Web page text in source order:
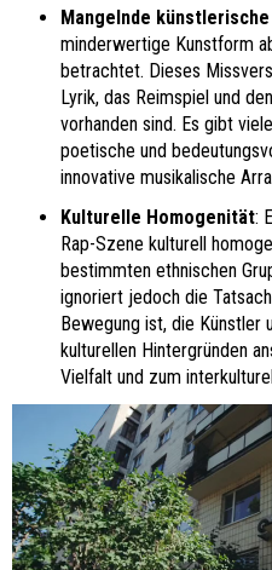
Mangelnde
minderwertige Kunstform
betrachtet. Dieses
Lyrik, das Reimspiel und
vorhanden sind. Es gibt
poetische und
innovative musikalische
Kulturelle Homogenität:
Rap-Szene kulturell
bestimmten ethnischen
ignoriert jedoch die
Bewegung ist, die Künstler
kulturellen Hintergründen
Vielfalt und zum